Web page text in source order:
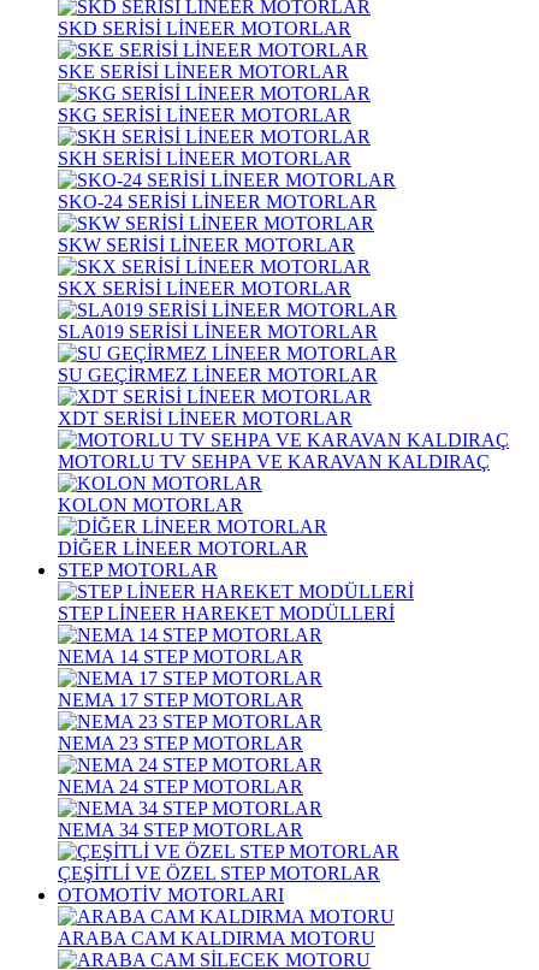
SKD SERİSİ LİNEER MOTORLAR
SKE SERİSİ LİNEER MOTORLAR
SKG SERİSİ LİNEER MOTORLAR
SKH SERİSİ LİNEER MOTORLAR
SKO-24 SERİSİ LİNEER MOTORLAR
SKW SERİSİ LİNEER MOTORLAR
SKX SERİSİ LİNEER MOTORLAR
SLA019 SERİSİ LİNEER MOTORLAR
SU GEÇİRMEZ LİNEER MOTORLAR
XDT SERİSİ LİNEER MOTORLAR
MOTORLU TV SEHPA VE KARAVAN KALDIRAÇ
KOLON MOTORLAR
DİĞER LİNEER MOTORLAR
STEP MOTORLAR
STEP LİNEER HAREKET MODÜLLERİ
NEMA 14 STEP MOTORLAR
NEMA 17 STEP MOTORLAR
NEMA 23 STEP MOTORLAR
NEMA 24 STEP MOTORLAR
NEMA 34 STEP MOTORLAR
ÇEŞİTLİ VE ÖZEL STEP MOTORLAR
OTOMOTİV MOTORLARI
ARABA CAM KALDIRMA MOTORU